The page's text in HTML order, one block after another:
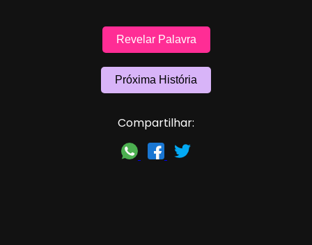
Revelar Palavra
Próxima História
Compartilhar: